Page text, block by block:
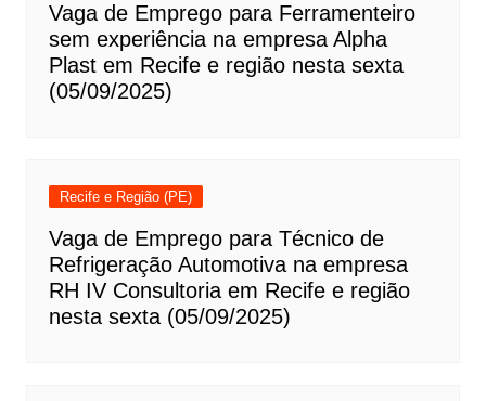
Vaga de Emprego para Ferramenteiro
sem experiência na empresa Alpha
Plast em Recife e região nesta sexta
(05/09/2025)
Recife e Região (PE)
Vaga de Emprego para Técnico de
Refrigeração Automotiva na empresa
RH IV Consultoria em Recife e região
nesta sexta (05/09/2025)